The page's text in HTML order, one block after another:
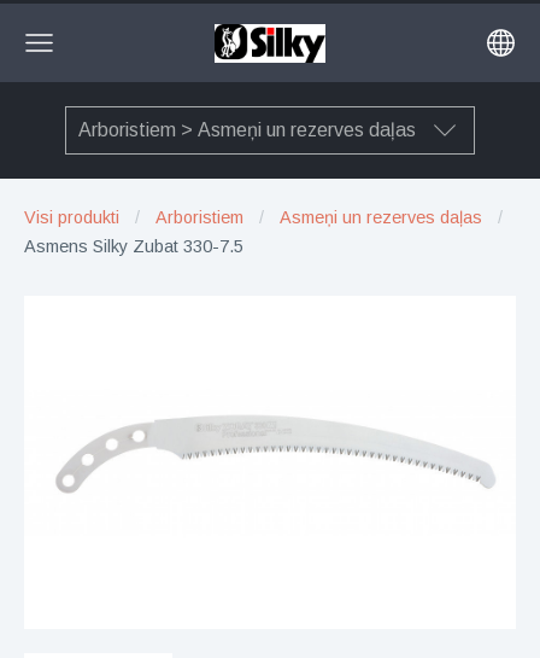
Arboristiem > Asmeņi un rezerves daļas
Visi produkti Arboristiem
Asmeņi un rezerves daļas
Asmens Silky Zubat 330-7.5